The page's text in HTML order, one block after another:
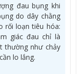
đau bụng khi
do dây chằng
rối loạn tiêu hóa:
giác đau chỉ là
thường như chảy
lo lắng.